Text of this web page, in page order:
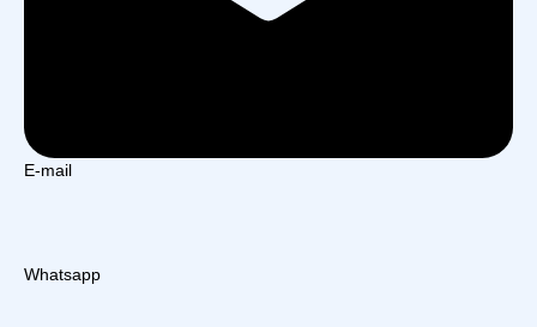
E-mail
Whatsapp